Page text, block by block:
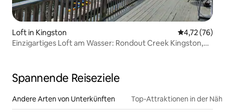
Loft in Kingston
4,72 (76)
Einzigartiges Loft am Wasser: Rondout Creek Kingston,
Spannende Reiseziele
Andere Arten von Unterkünften Top-Attraktionen in der